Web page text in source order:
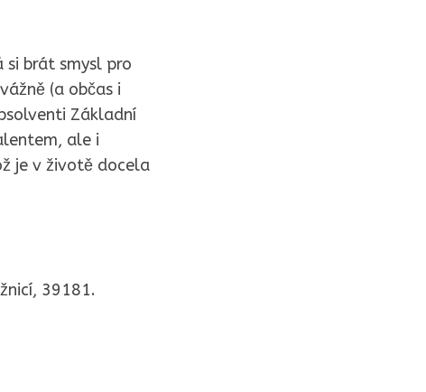
si brát smysl pro
(a občas i
Základní
ale i
je v životě docela
39181.